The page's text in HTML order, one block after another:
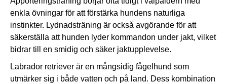
enkla övningar för att förstärka hundens naturliga
instinkter. Lydnadsträning är också avgörande för att
säkerställa att hunden lyder kommandon under jakt, vilket
bidrar till en smidig och säker jaktupplevelse.
Labrador retriever är en mångsidig fågelhund som
utmärker sig i både vatten och på land. Dess kombination